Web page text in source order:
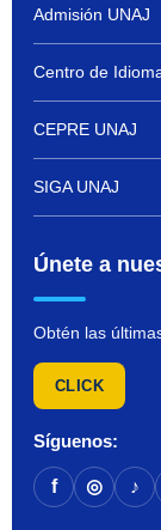
Admisión UNAJ
Centro de
CEPRE UNAJ
SIGA UNAJ
Únete a
Obtén las
CLICK
Síguenos:
f ◎ ♪